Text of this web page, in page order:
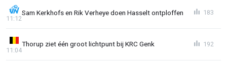
Sam Kerkhofs en Rik Verheye doen Hasselt ontploffen
11:12
183
Thorup ziet één groot lichtpunt bij KRC Genk
11:04
192